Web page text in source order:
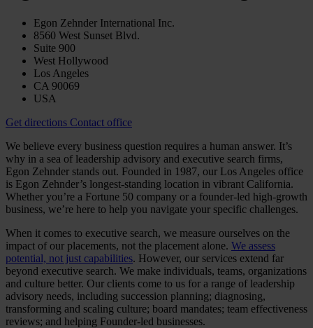
Egon Zehnder International Inc.
8560 West Sunset Blvd.
Suite 900
West Hollywood
Los Angeles
CA 90069
USA
Get directions Contact office
We believe every business question requires a human answer. It’s
why in a sea of leadership advisory and executive search firms,
Egon Zehnder stands out. Founded in 1987, our Los Angeles office
is Egon Zehnder’s longest-standing location in vibrant California.
Whether you’re a Fortune 50 company or a founder-led high-growth
business, we’re here to help you navigate your specific challenges.
When it comes to executive search, we measure ourselves on the
impact of our placements, not the placement alone. We assess
potential, not just capabilities. However, our services extend far
beyond executive search. We make individuals, teams, organizations
and culture better. Our clients come to us for a range of leadership
advisory needs, including succession planning; diagnosing,
transforming and scaling culture; board mandates; team effectiveness
reviews; and helping Founder-led businesses.